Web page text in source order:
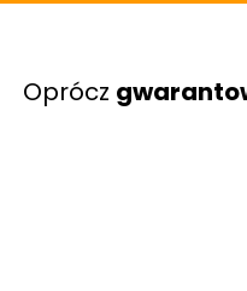
Oprócz